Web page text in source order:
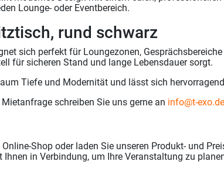
Lounge- oder Eventbereich.
rund schwarz
sich perfekt für Loungezonen,
für sicheren Stand und lange Lebensdauer sorgt.
Tiefe und Modernität und lässt sich
schreiben Sie uns gerne an info@t-exo.de
Shop oder laden Sie unseren Produkt- und
in Verbindung, um Ihre Veranstaltung zu